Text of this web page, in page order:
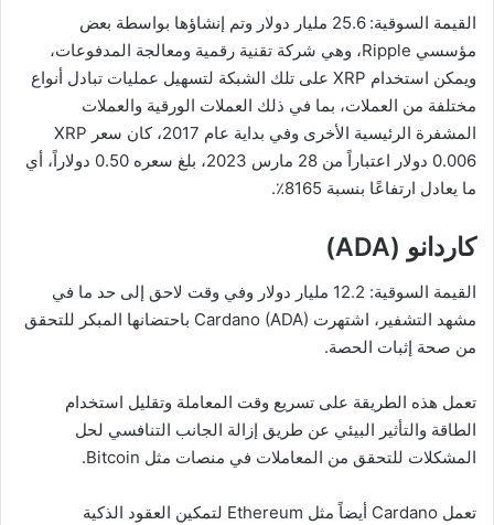
القيمة السوقية: 25.6 مليار دولار وتم إنشاؤها بواسطة بعض
مؤسسي Ripple، وهي شركة تقنية رقمية ومعالجة المدفوعات،
ويمكن استخدام XRP على تلك الشبكة لتسهيل عمليات تبادل أنواع
مختلفة من العملات، بما في ذلك العملات الورقية والعملات
المشفرة الرئيسية الأخرى وفي بداية عام 2017، كان سعر XRP
0.006 دولار اعتباراً من 28 مارس 2023، بلغ سعره 0.50 دولاراً، أي
ما يعادل ارتفاعًا بنسبة 8165٪.
كاردانو (ADA
)
القيمة السوقية: 12.2 مليار دولار وفي وقت لاحق إلى حد ما في
مشهد التشفير، اشتهرت Cardano (ADA) باحتضانها المبكر للتحقق
من صحة إثبات الحصة.
تعمل هذه الطريقة على تسريع وقت المعاملة وتقليل استخدام
الطاقة والتأثير البيئي عن طريق إزالة الجانب التنافسي لحل
المشكلات للتحقق من المعاملات في منصات مثل Bitcoin.
تعمل Cardano أيضاً مثل Ethereum لتمكين العقود الذكية